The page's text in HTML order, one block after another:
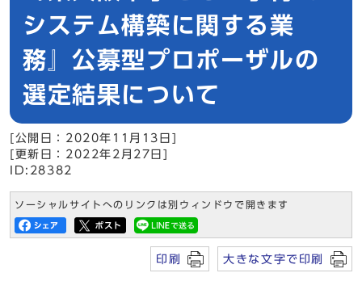
システム構築に関する業
務』公募型プロポーザルの
選定結果について
[公開日：2020年11月13日]
[更新日：2022年2月27日]
ID:28382
ソーシャルサイトへのリンクは別ウィンドウで開きます
印刷 大きな文字で印刷